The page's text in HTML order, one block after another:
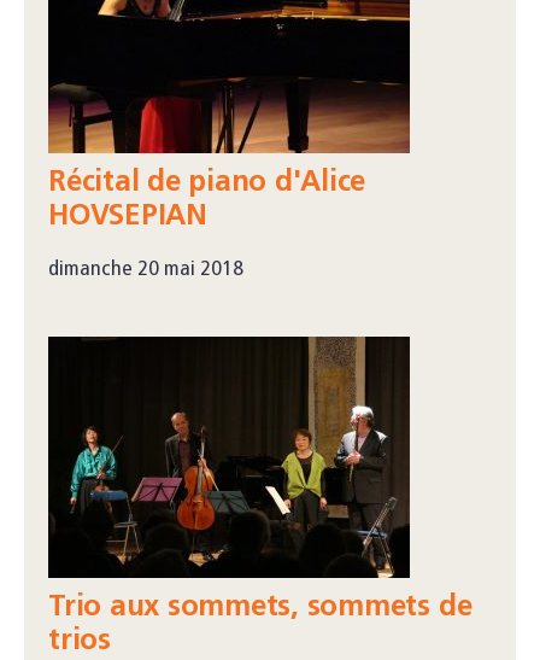
Récital de piano d'Alice
HOVSEPIAN
dimanche 20 mai 2018
Trio aux sommets, sommets de
trios